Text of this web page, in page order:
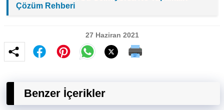
Çözüm Rehberi
27 Haziran 2021
Benzer İçerikler